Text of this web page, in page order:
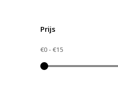
Prijs
€0 - €15